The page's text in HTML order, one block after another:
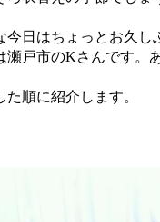
今日はちょっとお久し
瀬戸市のKさんです。
た順に紹介します。